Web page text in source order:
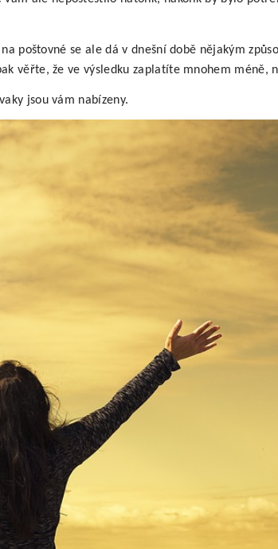
poštovné se ale dá v dnešní době nějakým
věřte, že ve výsledku zaplatíte mnohem méně,
jsou vám nabízeny.